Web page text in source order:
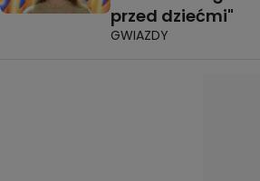
przed dziećmi"
GWIAZDY